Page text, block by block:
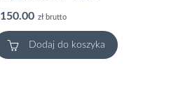
150.00 zł brutto
Dodaj do koszyka